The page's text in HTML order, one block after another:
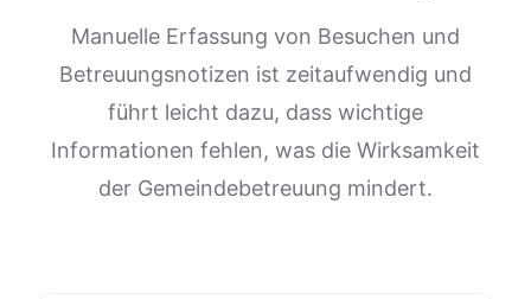
Manuelle Erfassung von Besuchen und
Betreuungsnotizen ist zeitaufwendig und
führt leicht dazu, dass wichtige
Informationen fehlen, was die Wirksamkeit
der Gemeindebetreuung mindert.